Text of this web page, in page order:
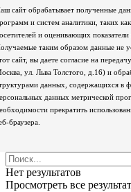
сайт обрабатывает полученные
и систем аналитики, таких
и оценивающих показатели
таким образом данные не
сайт, вы даете согласие на
ул. Льва Толстого, д.16) и
данных, содержащихся в
данных метрической
прекратить
браузера.
Нет результатов
Просмотреть все